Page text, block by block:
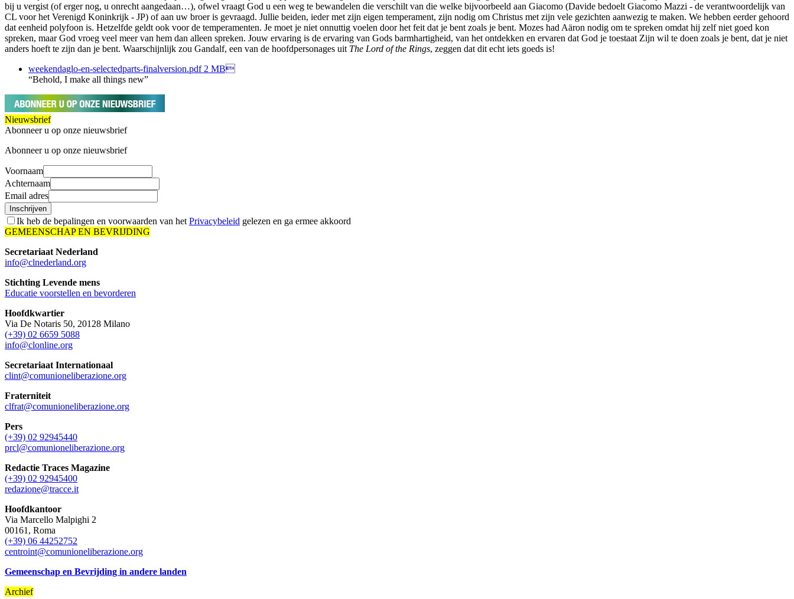
bij u vergist (of erger nog, u onrecht aangedaan…), ofwel vraagt God u een weg te bewandelen die verschilt van die welke bijvoorbeeld aan Giacomo (Davide bedoelt Giacomo Mazzi - de verantwoordelijk van
CL voor het Verenigd Koninkrijk - JP) of aan uw broer is gevraagd. Jullie beiden, ieder met zijn eigen temperament, zijn nodig om Christus met zijn vele gezichten aanwezig te maken. We hebben eerder gehoord
dat eenheid polyfoon is. Hetzelfde geldt ook voor de temperamenten. Je moet je niet onnuttig voelen door het feit dat je bent zoals je bent. Mozes had Aäron nodig om te spreken omdat hij zelf niet goed kon
spreken, maar God vroeg veel meer van hem dan alleen spreken. Jouw ervaring is de ervaring van Gods barmhartigheid, van het ontdekken en ervaren dat God je toestaat Zijn wil te doen zoals je bent, dat je niet
anders hoeft te zijn dan je bent. Waarschijnlijk zou Gandalf, een van de hoofdpersonages uit The Lord of the Rings, zeggen dat dit echt iets goeds is!
weekendaglo-en-selectedparts-finalversion.pdf 2 MB
“Behold, I make all things new”
Nieuwsbrief
Abonneer u op onze nieuwsbrief
Abonneer u op onze nieuwsbrief
Voornaam
Achternaam
Email adres
Inschrijven
Ik heb de bepalingen en voorwaarden van het Privacybeleid gelezen en ga ermee akkoord
GEMEENSCHAP EN BEVRIJDING
Secretariaat Nederland
info@clnederland.org
Stichting Levende mens
Educatie voorstellen en bevorderen
Hoofdkwartier
Via De Notaris 50, 20128 Milano
(+39) 02 6659 5088
info@clonline.org
Secretariaat Internationaal
clint@comunioneliberazione.org
Fraterniteit
clfrat@comunioneliberazione.org
Pers
(+39) 02 92945440
prcl@comunioneliberazione.org
Redactie Traces Magazine
(+39) 02 92945400
redazione@tracce.it
Hoofdkantoor
Via Marcello Malpighi 2
00161, Roma
(+39) 06 44252752
centroint@comunioneliberazione.org
Gemeenschap en Bevrijding in andere landen
Archief